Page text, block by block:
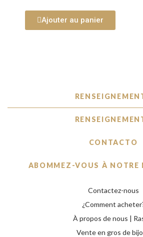
Ajouter au panier
CONTACTO
ABOMMEZ-VOUS À NOTRE
Contactez-nous
¿Comment
À propos de nous |
Vente en gros de